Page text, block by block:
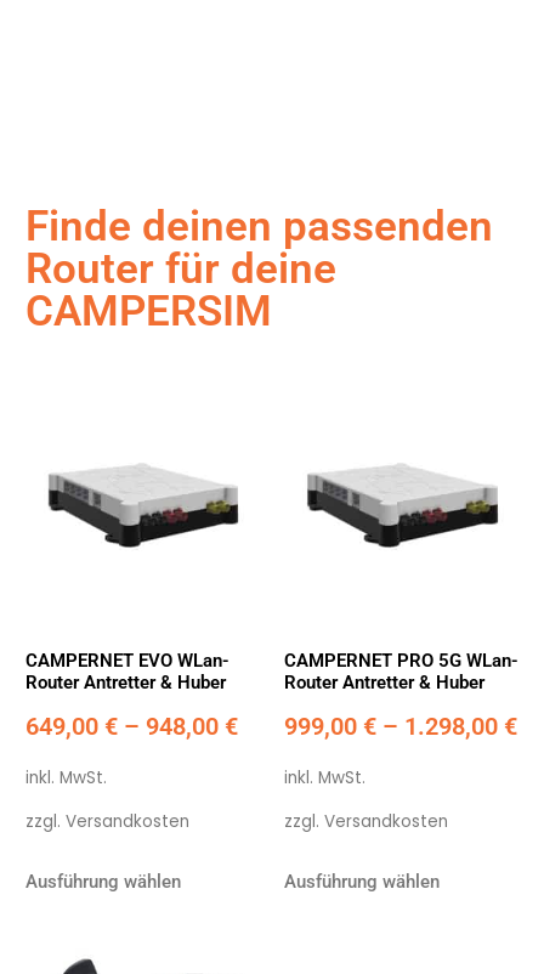
Finde deinen passenden
Router für deine
CAMPERSIM
CAMPERNET EVO WLan-
Router Antretter & Huber
649,00 €– 948,00 €
inkl. MwSt.
zzgl. Versandkosten
Ausführung wählen
CAMPERNET PRO 5G WLan-
Router Antretter & Huber
999,00 € – 1.298,00 €
inkl. MwSt.
zzgl. Versandkosten
Ausführung wählen